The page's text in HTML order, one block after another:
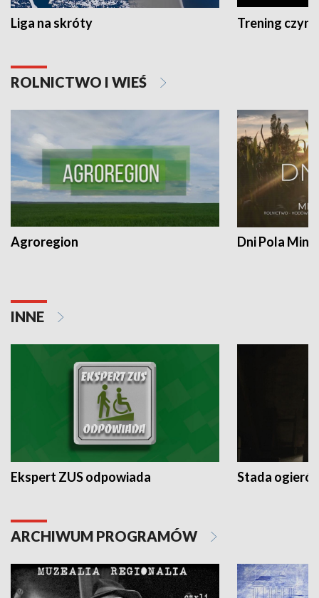
Liga na skróty Trening czyni
ROLNICTWO I WIEŚ
Agroregion Dni Pola
INNE
Ekspert ZUS odpowiada Stada
ARCHIWUM PROGRAMÓW